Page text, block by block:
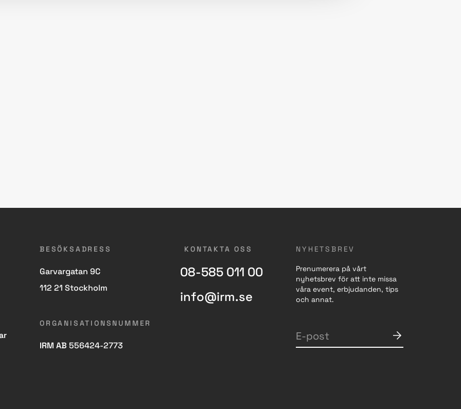
BESÖKSADRESS
Garvargatan 9C
112 21 Stockholm
ORGANISATIONSNUMMER
IRM AB 556424-2773
KONTAKTA OSS
08-585 011 00
info@irm.se
NYHETSBREV
Prenumerera på vårt
nyhetsbrev för att inte missa
våra event, erbjudanden, tips
och annat.
E-post